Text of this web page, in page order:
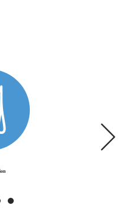
back to the starting
lake Chiemsee at
chapel,
from the tourist